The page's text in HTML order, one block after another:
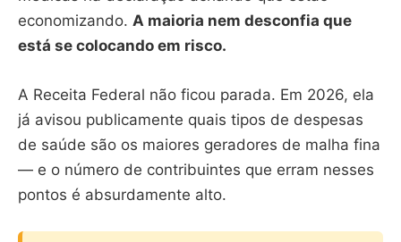
economizando. A maioria nem desconfia que
está se colocando em risco.
A Receita Federal não ficou parada. Em 2026, ela
já avisou publicamente quais tipos de despesas
de saúde são os maiores geradores de malha fina
— e o número de contribuintes que erram nesses
pontos é absurdamente alto.